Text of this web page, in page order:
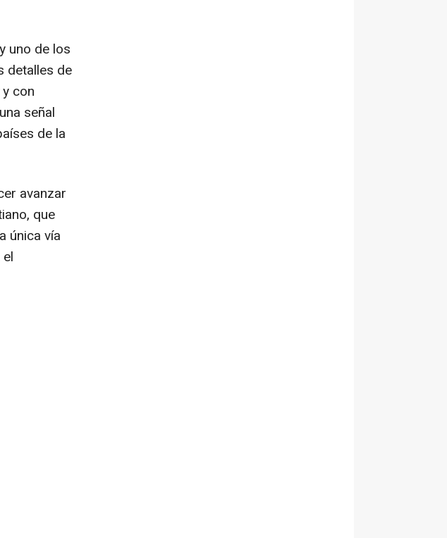
uno de los
detalles de
con
señal
de la
avanzar
que
única vía